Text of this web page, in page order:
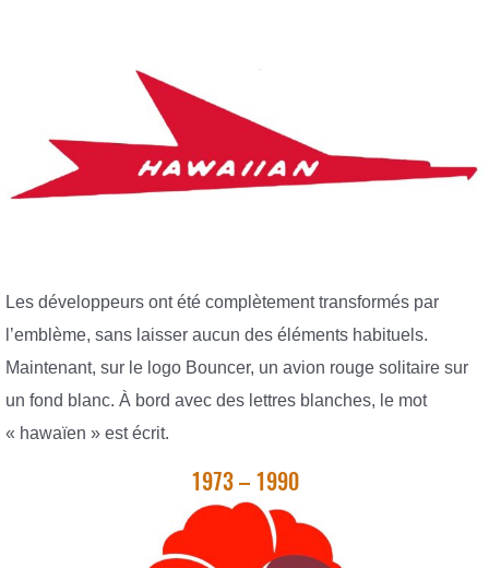
Les développeurs ont été complètement transformés par
l’emblème, sans laisser aucun des éléments habituels.
Maintenant, sur le logo Bouncer, un avion rouge solitaire sur
un fond blanc. À bord avec des lettres blanches, le mot
« hawaïen » est écrit.
1973 – 1990